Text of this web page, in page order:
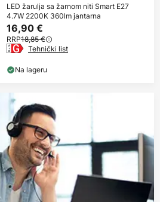
LED žarulja sa žarnom niti Smart E27
4.7W 2200K 360lm jantarna
16,90 €
RRP18,85 €
Tehnički list
Na lageru